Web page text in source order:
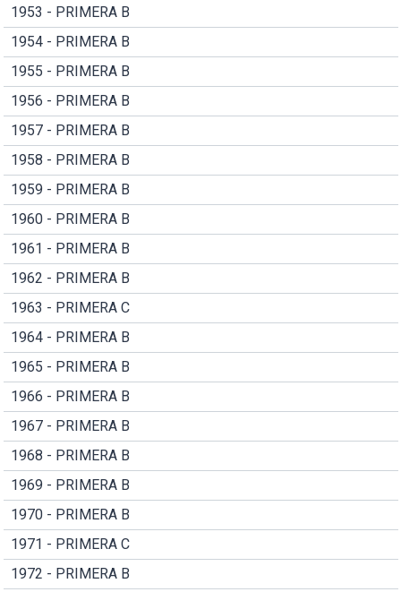
1953 - PRIMERA B
1954 - PRIMERA B
1955 - PRIMERA B
1956 - PRIMERA B
1957 - PRIMERA B
1958 - PRIMERA B
1959 - PRIMERA B
1960 - PRIMERA B
1961 - PRIMERA B
1962 - PRIMERA B
1963 - PRIMERA C
1964 - PRIMERA B
1965 - PRIMERA B
1966 - PRIMERA B
1967 - PRIMERA B
1968 - PRIMERA B
1969 - PRIMERA B
1970 - PRIMERA B
1971 - PRIMERA C
1972 - PRIMERA B